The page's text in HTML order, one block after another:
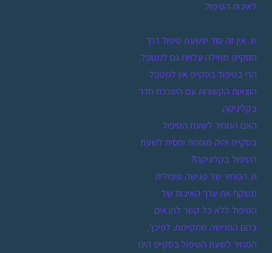
לאיכות הטיפול.
ש. אין זה סוד ששעת טיפול דרך
הסקייפ מוזילה עלויות גם למטפל.
הרי בטיפול בסקייפ אין למטפל
הוצאות הקשורות עם השכרת חדר
בקליניקה.
האם המחיר לשעת הטיפול
בסקייפ יהיה מופחת יחסית לשעת
הטיפול בקליניקה?
ת. המחיר של פגישה טיפולית
משקף את ערך האיכות של
הטיפול ללא כל קשר לתנאים
בהם הפגישה מתקיימת. לפיכך,
המחיר לשעת הטיפול בסקייפ הינו